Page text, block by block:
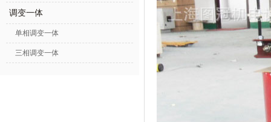
调变一体
单相调变一体
三相调变一体